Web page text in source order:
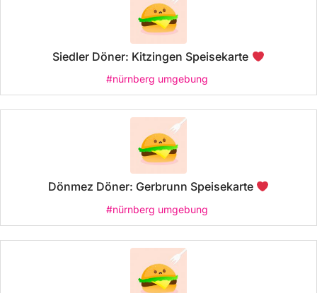
Siedler Döner: Kitzingen Speisekarte
#nürnberg umgebung
Dönmez Döner: Gerbrunn Speisekarte
#nürnberg umgebung